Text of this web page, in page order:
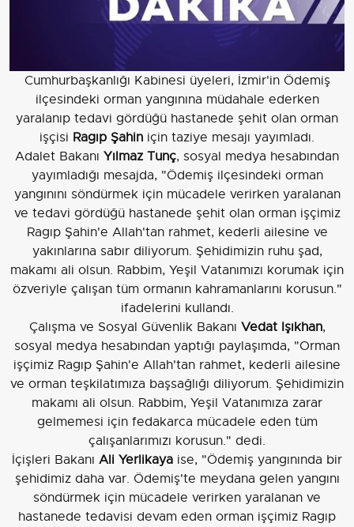
Cumhurbaşkanlığı Kabinesi üyeleri, İzmir'in Ödemiş
ilçesindeki orman yangınına müdahale ederken
yaralanıp tedavi gördüğü hastanede şehit olan orman
işçisi Ragıp Şahin için taziye mesajı yayımladı.
Adalet Bakanı Yılmaz Tunç, sosyal medya hesabından
yayımladığı mesajda, "Ödemiş ilçesindeki orman
yangınını söndürmek için mücadele verirken yaralanan
ve tedavi gördüğü hastanede şehit olan orman işçimiz
Ragıp Şahin'e Allah'tan rahmet, kederli ailesine ve
yakınlarına sabır diliyorum. Şehidimizin ruhu şad,
makamı ali olsun. Rabbim, Yeşil Vatanımızı korumak için
özveriyle çalışan tüm ormanın kahramanlarını korusun."
ifadelerini kullandı.
Çalışma ve Sosyal Güvenlik Bakanı Vedat Işıkhan,
sosyal medya hesabından yaptığı paylaşımda, "Orman
işçimiz Ragıp Şahin'e Allah'tan rahmet, kederli ailesine
ve orman teşkilatımıza başsağlığı diliyorum. Şehidimizin
makamı ali olsun. Rabbim, Yeşil Vatanımıza zarar
gelmemesi için fedakarca mücadele eden tüm
çalışanlarımızı korusun." dedi.
İçişleri Bakanı Ali Yerlikaya ise, "Ödemiş yangınında bir
şehidimiz daha var. Ödemiş'te meydana gelen yangını
söndürmek için mücadele verirken yaralanan ve
hastanede tedavisi devam eden orman işçimiz Ragıp